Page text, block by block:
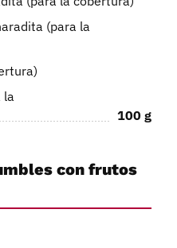
(para la
la
100 g
con frutos